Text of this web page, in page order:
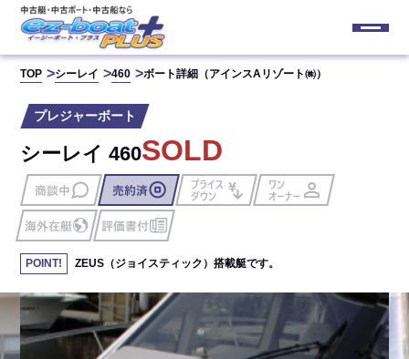
TOP シーレイ 460 ボート詳細（アインスAリゾート㈱）
プレジャーボート
シーレイ 460SOLD
ZEUS（ジョイスティック）搭載艇です。